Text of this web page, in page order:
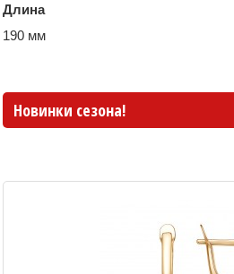
Длина
190 мм
Новинки сезона!